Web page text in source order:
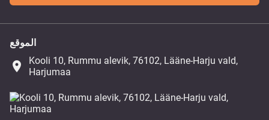
الموقع
place
Kooli 10, Rummu alevik, 76102, Lääne-Harju vald,
Harjumaa